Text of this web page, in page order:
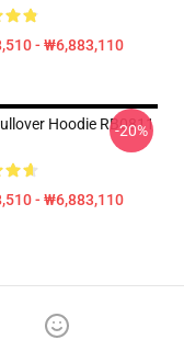
- ₩6,883,110
Hoodie RB0811
- ₩6,883,110
-20%